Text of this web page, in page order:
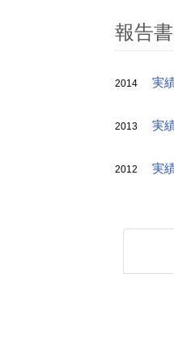
報告書
2014 実
2013 実
2012 実